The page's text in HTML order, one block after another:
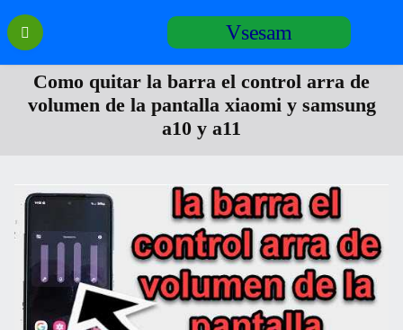
Перейти
содержанию
Vsesam
Como quitar la barra el control arra de
volumen de la pantalla xiaomi y samsung
a10 y a11